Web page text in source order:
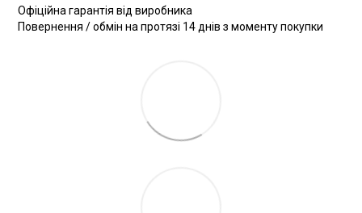
Офіційна гарантія від виробника
Повернення / обмін на протязі 14 днів з моменту покупки